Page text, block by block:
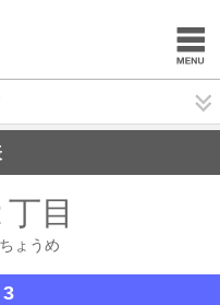
目
ょうめ